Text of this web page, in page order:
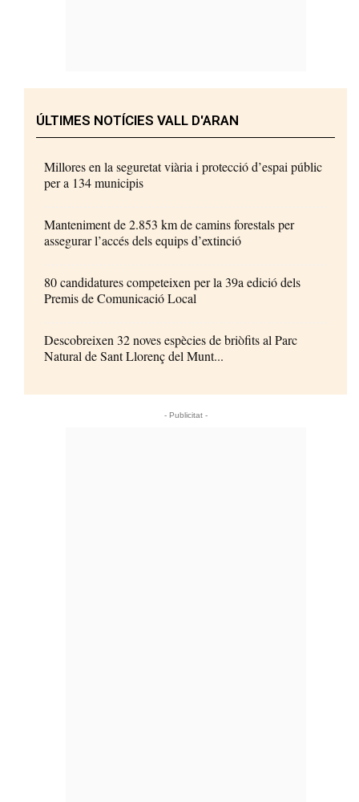
ÚLTIMES NOTÍCIES VALL D'ARAN
Millores en la seguretat viària i protecció d’espai públic
per a 134 municipis
Manteniment de 2.853 km de camins forestals per
assegurar l’accés dels equips d’extinció
80 candidatures competeixen per la 39a edició dels
Premis de Comunicació Local
Descobreixen 32 noves espècies de briòfits al Parc
Natural de Sant Llorenç del Munt...
- Publicitat -